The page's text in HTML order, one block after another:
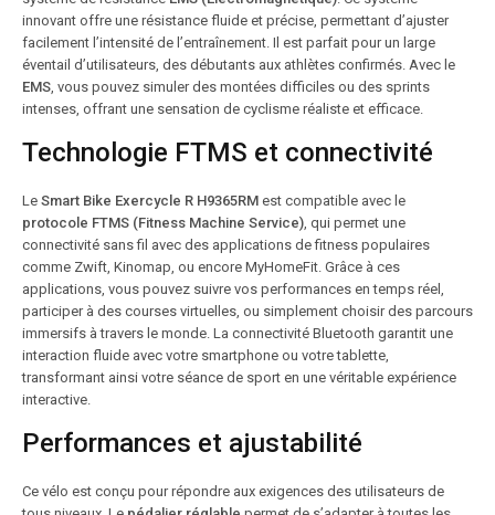
innovant offre une résistance fluide et précise, permettant d’ajuster
facilement l’intensité de l’entraînement. Il est parfait pour un large
éventail d’utilisateurs, des débutants aux athlètes confirmés. Avec le
EMS, vous pouvez simuler des montées difficiles ou des sprints
intenses, offrant une sensation de cyclisme réaliste et efficace.
Technologie FTMS et connectivité
Le Smart Bike Exercycle R H9365RM est compatible avec le
protocole FTMS (Fitness Machine Service), qui permet une
connectivité sans fil avec des applications de fitness populaires
comme Zwift, Kinomap, ou encore MyHomeFit. Grâce à ces
applications, vous pouvez suivre vos performances en temps réel,
participer à des courses virtuelles, ou simplement choisir des parcours
immersifs à travers le monde. La connectivité Bluetooth garantit une
interaction fluide avec votre smartphone ou votre tablette,
transformant ainsi votre séance de sport en une véritable expérience
interactive.
Performances et ajustabilité
Ce vélo est conçu pour répondre aux exigences des utilisateurs de